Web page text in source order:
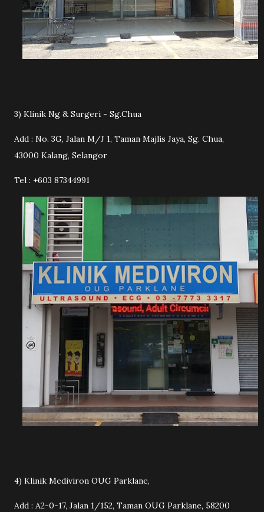
3) Klinik Ng & Surgeri - Sg.Chua
Add : No. 3G, Jalan M/J 1, Taman Majlis Jaya, Sg. Chua,
43000 Kalang, Selangor
Tel : +603 87344991
4) Klinik Mediviron OUG Parklane,
Add : A2-0-17, Jalan 1/152, Taman OUG Parklane, 58200